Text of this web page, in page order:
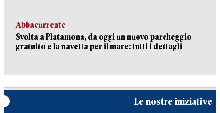
Abbacurrente
Svolta a Platamona, da oggi un nuovo parcheggio
gratuito e la navetta per il mare: tutti i dettagli
Le nostre iniziative